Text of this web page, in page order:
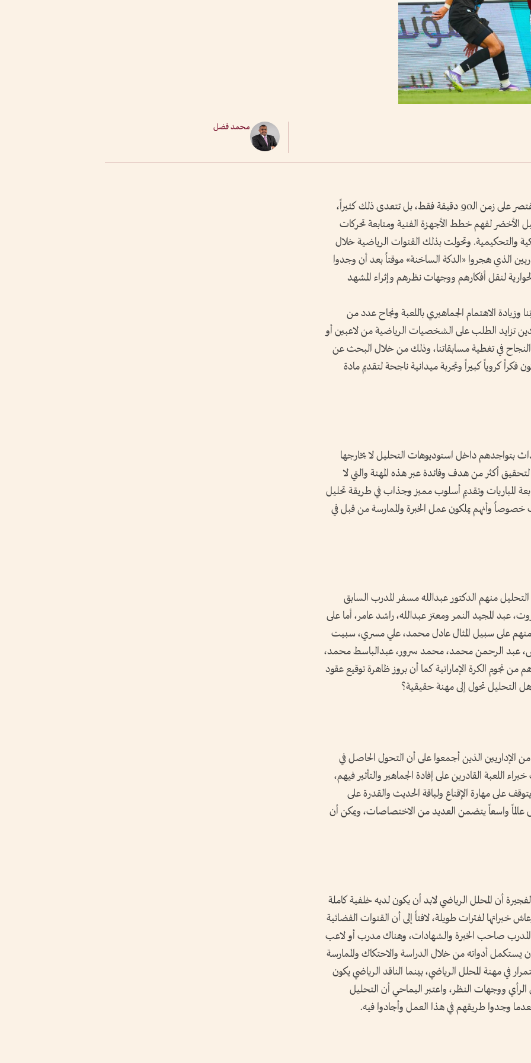
محمد فضل
أصبحت متعة متابعة مباريات كرة القدم لا تقتصر على زمن الـ90 دقيقة فقط، بل تتعدى ذلك كثيراً،
لفهم خطط الأجهزة الفنية ومتابعة تحركات
والتحكيمية. وتحولت بذلك القنوات الرياضية خلال
الذي هجروا «الدكة الساخنة» موقتاً بعد أن وجدوا
لنقل أفكارهم ووجهات نظرهم وإثراء المشهد
الاهتمام الجماهيري باللعبة ونجاح عدد من
تزايد الطلب على الشخصيات الرياضية من لاعبين أو
في تغطية مسابقاتنا، وذلك من خلال البحث عن
فكراً كروياً كبيراً وتجربة ميدانية ناجحة لتقديم مادة
بتواجدهم داخل استوديوهات التحليل لا بخارجها
أكثر من هدف وفائدة عبر هذه المهنة والتي لا
المباريات وتقديم أسلوب مميز وجذاب في طريقة تحليل
خصوصاً وأنهم يملكون عمل الخبرة والممارسة من قبل في
التحليل منهم الدكتور عبدالله مسفر المدرب السابق
عبد المجيد النمر ومعتز عبدالله، راشد عامر، أما على
منهم على سبيل المثال عادل محمد، علي مسري، سبيت
عبد الرحمن محمد، محمد سرور، عبدالباسط محمد،
الكرة الإماراتية كما أن بروز ظاهرة توقيع عقود
التحليل تحول إلى مهنة حقيقية؟
الإداريين الذين أجمعوا على أن التحول الحاصل في
القادرين على إفادة الجماهير والتأثير فيهم،
على مهارة الإقناع ولباقة الحديث والقدرة على
عالماً واسعاً يتضمن العديد من الاختصاصات، ويمكن أن
أن المحلل الرياضي لابد أن يكون لديه خلفية كاملة
خبراتها لفترات طويلة، لافتاً إلى أن القنوات الفضائية
صاحب الخبرة والشهادات، وهناك مدرب أو لاعب
أدواته من خلال الدراسة والاحتكاك والممارسة
مهنة المحلل الرياضي، بينما الناقد الرياضي يكون
ووجهات النظر، واعتبر اليماحي أن التحليل
وجدوا طريقهم في هذا العمل وأجادوا فيه.